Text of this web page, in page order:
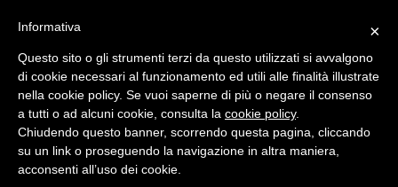
Europa League
Europa League: sorteggi
fortunati per Napoli e Inter,
la Roma pesca il Feyenoord
diAlessandro Moretti
×
Informativa
Questo sito o gli strumenti terzi da questo utilizzati si avvalgono
di cookie necessari al funzionamento ed utili alle finalità illustrate
nella cookie policy. Se vuoi saperne di più o negare il consenso
a tutti o ad alcuni cookie, consulta la cookie policy.
Chiudendo questo banner, scorrendo questa pagina, cliccando
su un link o proseguendo la navigazione in altra maniera,
acconsenti all’uso dei cookie.